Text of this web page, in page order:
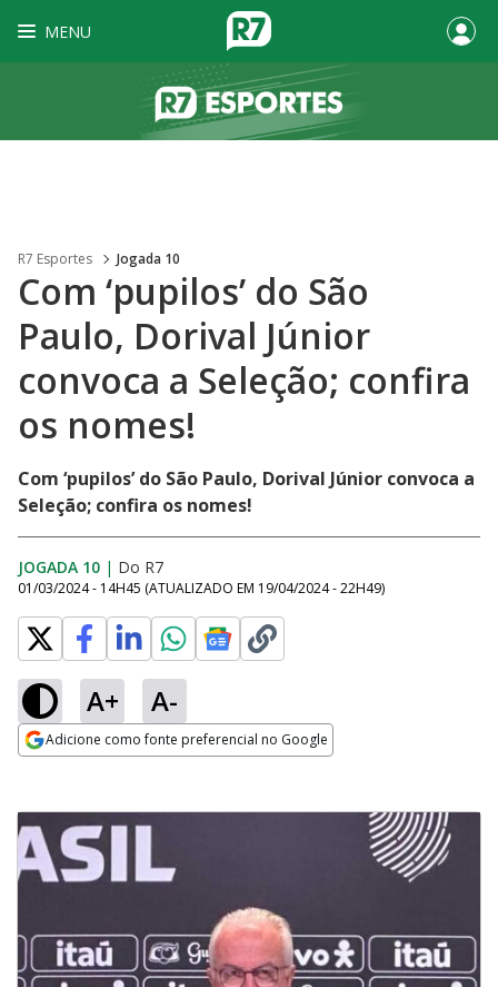
MENU
R7 Esportes Jogada 10
Com ‘pupilos’ do São
Paulo, Dorival Júnior
convoca a Seleção; confira
os nomes!
Com ‘pupilos’ do São Paulo, Dorival Júnior convoca a
Seleção; confira os nomes!
JOGADA 10 | Do R7
01/03/2024 - 14H45 (ATUALIZADO EM 19/04/2024 - 22H49)
A+ A-
Adicione como fonte preferencial no Google